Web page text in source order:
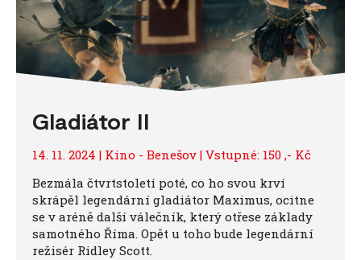
Gladiátor II
14. 11. 2024 | Kino - Benešov | Vstupné: 150 ,- Kč
Bezmála čtvrtstoletí poté, co ho svou krví
skrápěl legendární gladiátor Maximus, ocitne
se v aréně další válečník, který otřese základy
samotného Říma. Opět u toho bude legendární
režisér Ridley Scott.